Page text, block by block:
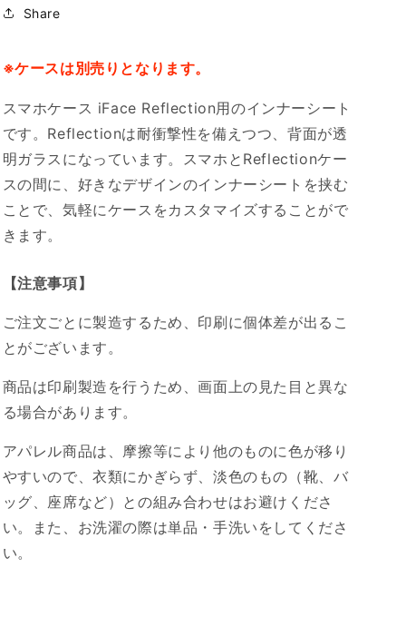
Share
※ケースは別売りとなります。
スマホケース iFace Reflection用のインナーシート
です。Reflectionは耐衝撃性を備えつつ、背面が透
明ガラスになっています。スマホとReflectionケー
スの間に、好きなデザインのインナーシートを挟む
ことで、気軽にケースをカスタマイズすることがで
きます。
【注意事項】
ご注文ごとに製造するため、印刷に個体差が出るこ
とがございます。
商品は印刷製造を行うため、画面上の見た目と異な
る場合があります。
アパレル商品は、摩擦等により他のものに色が移り
やすいので、衣類にかぎらず、淡色のもの（靴、バ
ッグ、座席など）との組み合わせはお避けくださ
い。また、お洗濯の際は単品・手洗いをしてくださ
い。